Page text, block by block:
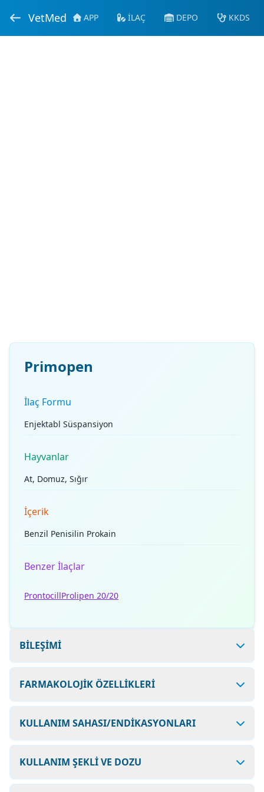
VetMed APP İLAÇ DEPO KKDS
Primopen
İlaç Formu
Enjektabl Süspansiyon
Hayvanlar
At, Domuz, Sığır
İçerik
Benzil Penisilin Prokain
Benzer İlaçlar
ProntocillProlipen 20/20
BİLEŞİMİ
FARMAKOLOJİK ÖZELLİKLERİ
KULLANIM SAHASI/ENDİKASYONLARI
KULLANIM ŞEKLİ VE DOZU